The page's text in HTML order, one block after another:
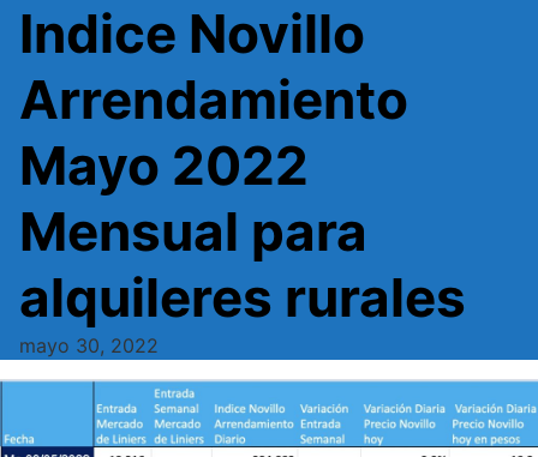
Indice Novillo
Arrendamiento
Mayo 2022
Mensual para
alquileres rurales
mayo 30, 2022